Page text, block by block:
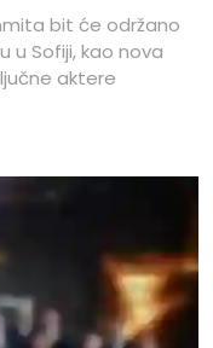
bit će održano
u Sofiji, kao nova
aktere